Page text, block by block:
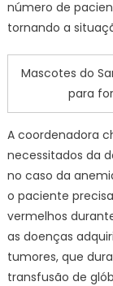
número de
tornando a
Mascotes do
para
A coordenadora
necessitados da
no caso da
o paciente
vermelhos
as doenças
tumores, que
transfusão de